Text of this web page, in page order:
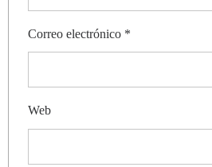
Correo electrónico *
Web